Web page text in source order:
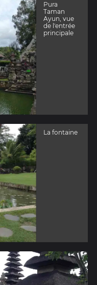
Pura
Taman
Ayun, vue
de l'entrée
principale
La fontaine